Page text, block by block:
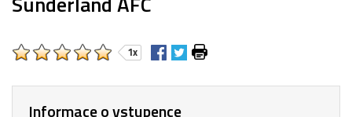
1x
Informace o vstupence